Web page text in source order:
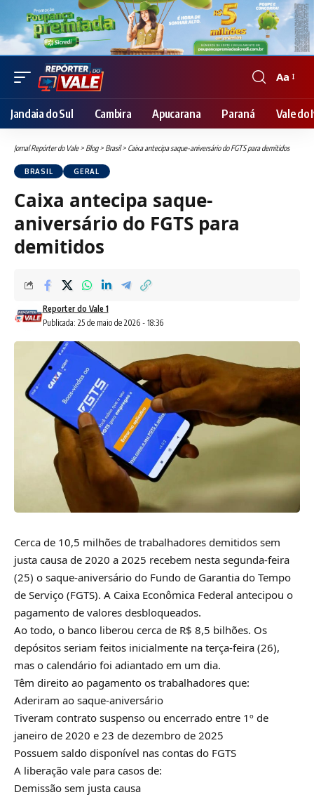
Font
Resizer
Aa
Jandaia do Sul Cambira Apucarana Paraná Vale do
Jornal Repórter do Vale> Blog> Brasil> Caixa antecipa saque-aniversário do FGTS para demitidos
BRASIL GERAL
Caixa antecipa saque-
aniversário do FGTS para
demitidos
Publicada: 25 de maio de 2026 - 18:36
Reporter do Vale 1
Cerca de 10,5 milhões de trabalhadores demitidos sem
justa causa de 2020 a 2025 recebem nesta segunda-feira
(25) o saque-aniversário do Fundo de Garantia do Tempo
de Serviço (FGTS). A Caixa Econômica Federal antecipou o
pagamento de valores desbloqueados.
Ao todo, o banco liberou cerca de R$ 8,5 bilhões. Os
depósitos seriam feitos inicialmente na terça-feira (26),
mas o calendário foi adiantado em um dia.
Têm direito ao pagamento os trabalhadores que:
Aderiram ao saque-aniversário
Tiveram contrato suspenso ou encerrado entre 1º de
janeiro de 2020 e 23 de dezembro de 2025
Possuem saldo disponível nas contas do FGTS
A liberação vale para casos de:
Demissão sem justa causa